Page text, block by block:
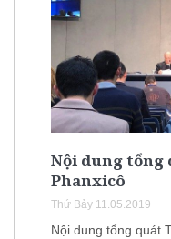
Nội dung tổng
Phanxicô
Thứ Bảy 11.05.2019
Nội dung tổng quát